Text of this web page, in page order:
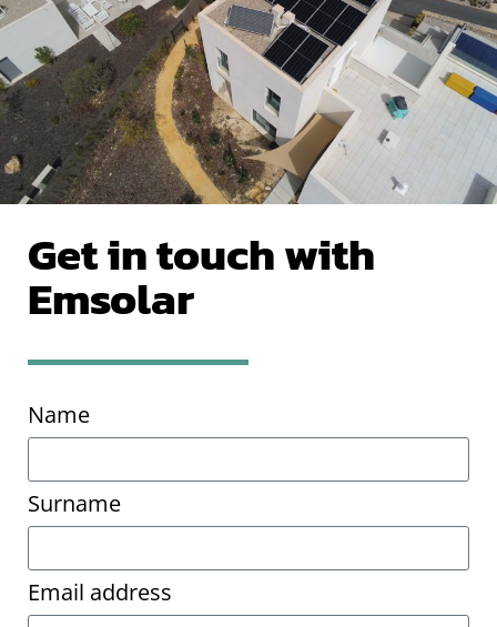
Get in touch with
Emsolar
Name
Surname
Email address